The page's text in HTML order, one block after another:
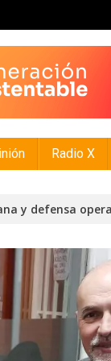
Radio X
y defensa